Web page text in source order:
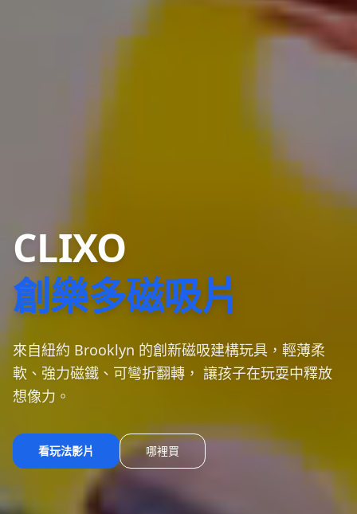
CLIXO
創樂多磁吸片
來自紐約 Brooklyn 的創新磁吸建構玩具，輕薄柔
軟、強力磁鐵、可彎折翻轉， 讓孩子在玩耍中釋放
想像力。
看玩法影片 哪裡買